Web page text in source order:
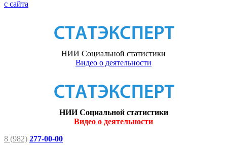
с сайта
НИИ Социальной статистики
Видео о деятельности
НИИ Социальной статистики
Видео о деятельности
8 (982) 277-00-00